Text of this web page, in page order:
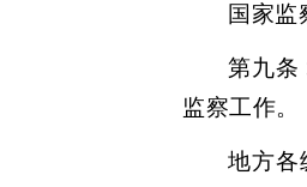
国家监
第九条
监察工作。
地方各